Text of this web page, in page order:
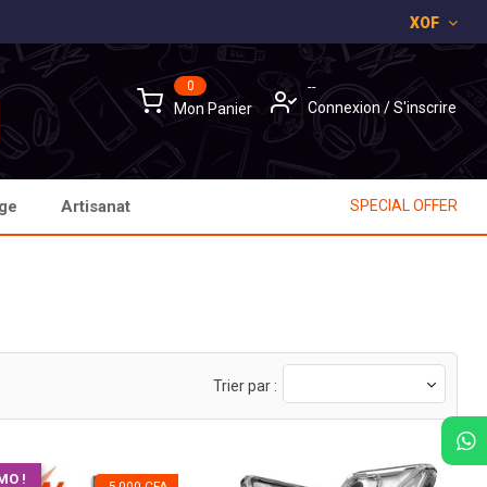
XOF
0
Mon Panier
--
Connexion/S'inscrire
Artisanat SPECIAL OFFER
Trier par :
!
×
×
×
×